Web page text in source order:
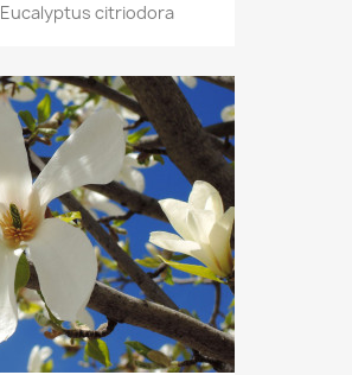
Eucalyptus citriodora